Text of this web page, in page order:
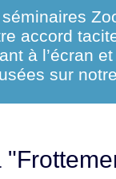
accord
à l’écran
sur